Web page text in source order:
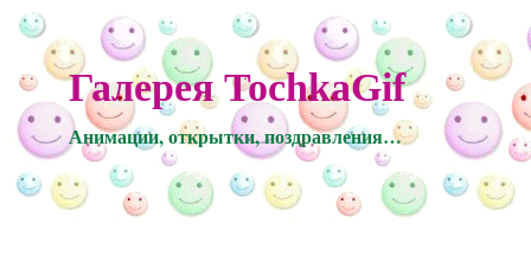
Галерея TochkaGif
Анимации, открытки, поздравления…